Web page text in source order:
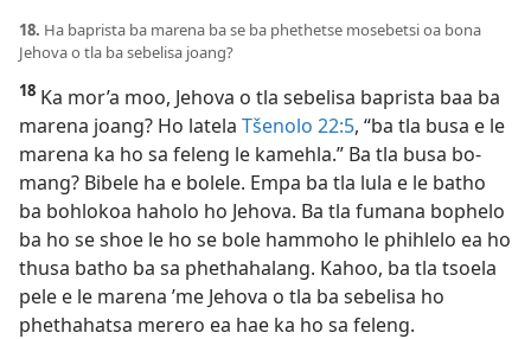
18. Ha baprista ba marena ba se ba phethetse mosebetsi oa bona
Jehova o tla ba sebelisa joang?
18 Ka mor’a moo, Jehova o tla sebelisa baprista baa ba
marena joang? Ho latela Tšenolo 22:5, “ba tla busa e le
marena ka ho sa feleng le kamehla.” Ba tla busa bo-
mang? Bibele ha e bolele. Empa ba tla lula e le batho
ba bohlokoa haholo ho Jehova. Ba tla fumana bophelo
ba ho se shoe le ho se bole hammoho le phihlelo ea ho
thusa batho ba sa phethahalang. Kahoo, ba tla tsoela
pele e le marena ’me Jehova o tla ba sebelisa ho
phethahatsa merero ea hae ka ho sa feleng.